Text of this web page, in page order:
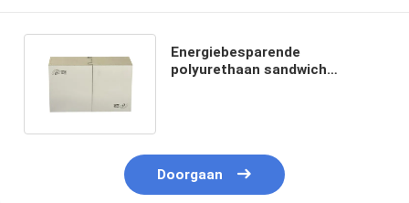
Energiebesparende
polyurethaan sandwich
Doorgaan